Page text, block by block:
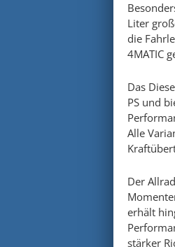
Liter
die
4MATIC
Das
PS und
Alle
Der
erhält
stärker